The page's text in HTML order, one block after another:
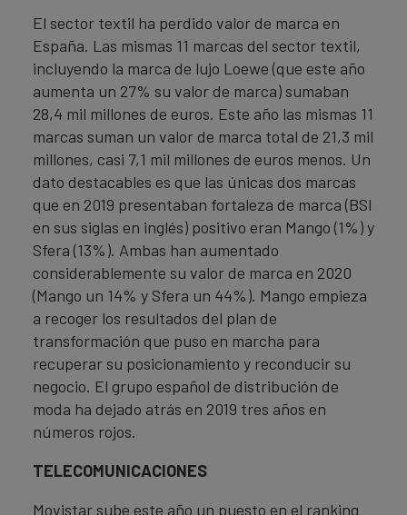
El sector textil ha perdido valor de marca en
España. Las mismas 11 marcas del sector textil,
incluyendo la marca de lujo Loewe (que este año
aumenta un 27% su valor de marca) sumaban
28,4 mil millones de euros. Este año las mismas 11
marcas suman un valor de marca total de 21,3 mil
millones, casi 7,1 mil millones de euros menos. Un
dato destacables es que las únicas dos marcas
que en 2019 presentaban fortaleza de marca (BSI
en sus siglas en inglés) positivo eran Mango (1%) y
Sfera (13%). Ambas han aumentado
considerablemente su valor de marca en 2020
(Mango un 14% y Sfera un 44%). Mango empieza
a recoger los resultados del plan de
transformación que puso en marcha para
recuperar su posicionamiento y reconducir su
negocio. El grupo español de distribución de
moda ha dejado atrás en 2019 tres años en
números rojos.
TELECOMUNICACIONES
Movistar sube este año un puesto en el ranking